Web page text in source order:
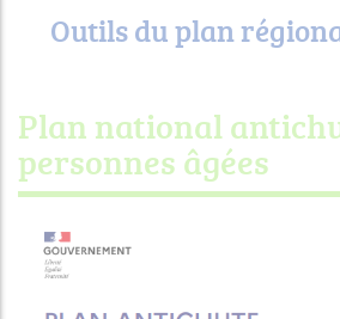
Outils du plan
Plan national
personnes âgées